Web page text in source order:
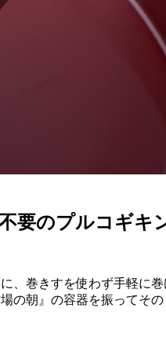
要のプルコギキ
、巻きすを使わず手軽に
朝』の容器を振ってその